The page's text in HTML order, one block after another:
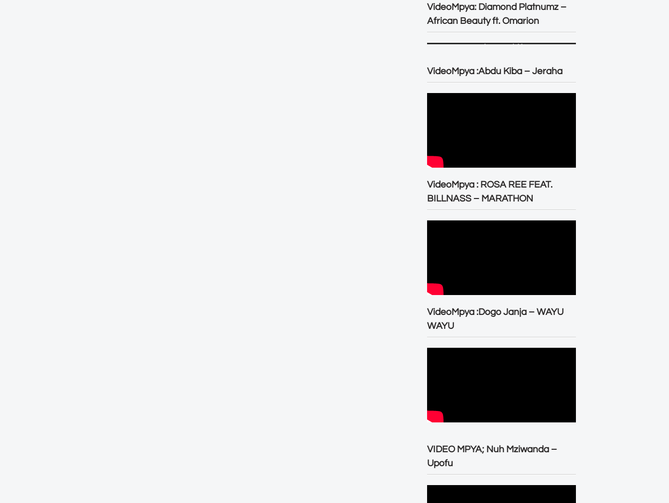
VideoMpya: Diamond Platnumz –
African Beauty ft. Omarion
VideoMpya :Abdu Kiba – Jeraha
VideoMpya : ROSA REE FEAT.
BILLNASS – MARATHON
VideoMpya :Dogo Janja – WAYU
WAYU
VIDEO MPYA; Nuh Mziwanda –
Upofu